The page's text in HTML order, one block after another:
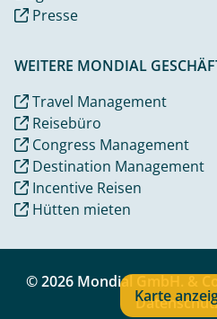
Karte
Presse
WEITERE MONDIAL
Travel Management
Reisebüro
Congress Management
Destination Management
Incentive Reisen
Hütten mieten
© 2026 Mondial GmbH. &